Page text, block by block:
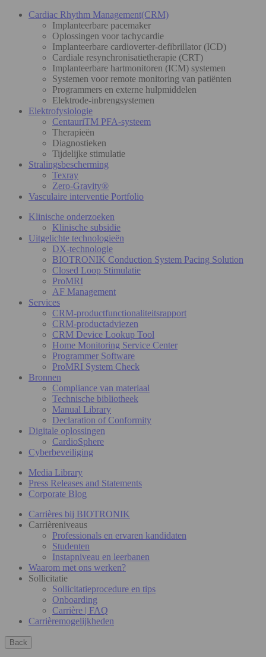
Cardiac Rhythm Management(CRM)
Implanteerbare pacemaker
Oplossingen voor tachycardie
Implanteerbare cardioverter-defibrillator (ICD)
Cardiale resynchronisatietherapie (CRT)
Implanteerbare hartmonitoren (ICM) systemen
Systemen voor remote monitoring van patiënten
Programmers en externe hulpmiddelen
Elektrode-inbrengsystemen
Elektrofysiologie
CentauriTM PFA-systeem
Therapieën
Diagnostieken
Tijdelijke stimulatie
Stralingsbescherming
Texray
Zero-Gravity®
Vasculaire interventie Portfolio
Klinische onderzoeken
Klinische subsidie
Uitgelichte technologieën
DX-technologie
BIOTRONIK Conduction System Pacing Solution
Closed Loop Stimulatie
ProMRI
AF Management
Services
CRM-productfunctionaliteitsrapport
CRM-productadviezen
CRM Device Lookup Tool
Home Monitoring Service Center
Programmer Software
ProMRI System Check
Bronnen
Compliance van materiaal
Technische bibliotheek
Manual Library
Declaration of Conformity
Digitale oplossingen
CardioSphere
Cyberbeveiliging
Media Library
Press Releases and Statements
Corporate Blog
Carrières bij BIOTRONIK
Carrièreniveaus
Professionals en ervaren kandidaten
Studenten
Instapniveau en leerbanen
Waarom met ons werken?
Sollicitatie
Sollicitatieprocedure en tips
Onboarding
Carrière | FAQ
Carrièremogelijkheden
Back